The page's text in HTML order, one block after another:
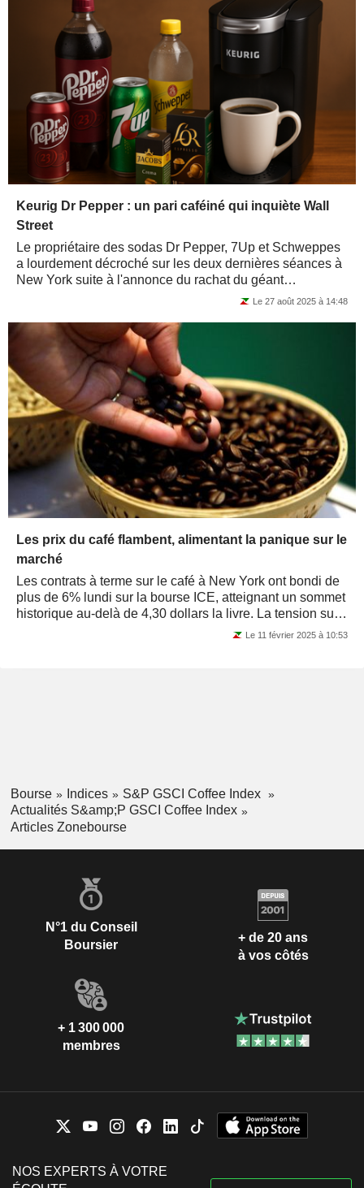
Keurig Dr Pepper : un pari caféiné qui inquiète Wall
Street
Le propriétaire des sodas Dr Pepper, 7Up et Schweppes
a lourdement décroché sur les deux dernières séances à
New York suite à l'annonce du rachat du géant
Le 27 août 2025 à 14:48
Les prix du café flambent, alimentant la panique sur le
marché
Les contrats à terme sur le café à New York ont bondi de
plus de 6% lundi sur la bourse ICE, atteignant un sommet
historique au-delà de 4,30 dollars la livre. La tension sur
Le 11 février 2025 à 10:53
Bourse Indices
S&P GSCI Coffee Index
Actualités S&amp;P GSCI Coffee Index
Articles Zonebourse
N°1 du Conseil
Boursier
+ de 20 ans
à vos côtés
+ 1 300 000
membres
NOS EXPERTS À VOTRE